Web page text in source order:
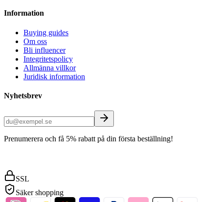
Information
Buying guides
Om oss
Bli influencer
Integritetspolicy
Allmänna villkor
Juridisk information
Nyhetsbrev
Prenumerera och få 5% rabatt på din första beställning!
SSL
Säker shopping